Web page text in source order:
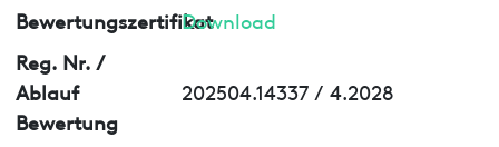
BewertungszertifikatDownload
Reg. Nr. /
Ablauf
Bewertung
202504.14337 / 4.2028